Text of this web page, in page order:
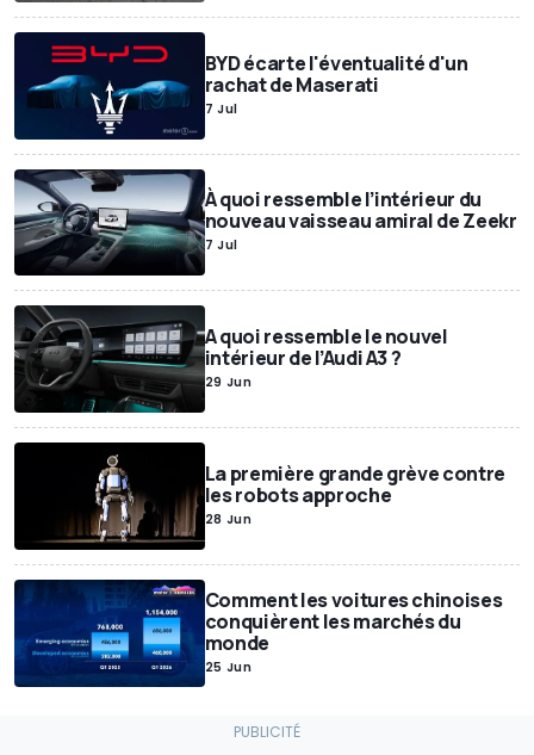
BYD écarte l'éventualité d'un
rachat de Maserati
7 Jul
À quoi ressemble l’intérieur du
nouveau vaisseau amiral de Zeekr
7 Jul
A quoi ressemble le nouvel
intérieur de l’Audi A3 ?
29 Jun
La première grande grève contre
les robots approche
28 Jun
Comment les voitures chinoises
conquièrent les marchés du
monde
25 Jun